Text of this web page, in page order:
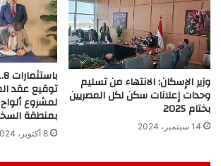
وزير الإسكان: الانتهاء من تسليم
وحدات إعلانات سكن لكل المصريين
بختام 2025
14 سبتمبر، 2024
توقيع عقد
لمشروع
بمنطقة
8 أكتوبر، 2024